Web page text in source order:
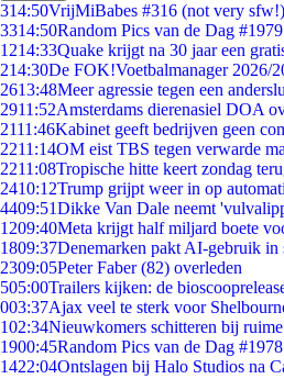
314:50VrijMiBabes #316 (not very sfw!)
3314:50Random Pics van de Dag #1979
1214:33Quake krijgt na 30 jaar een
214:30De FOK!Voetbalmanager 2026/
2613:48Meer agressie tegen een
2911:52Amsterdams dierenasiel DOA
2111:46Kabinet geeft bedrijven geen
2211:14OM eist TBS tegen verwarde
2211:08Tropische hitte keert zondag
2410:12Trump grijpt weer in op
4409:51Dikke Van Dale neemt
1209:40Meta krijgt half miljard boete
1809:37Denemarken pakt AI-gebruik in
2309:05Peter Faber (82) overleden
505:00Trailers kijken: de
003:37Ajax veel te sterk voor
102:34Nieuwkomers schitteren bij
1900:45Random Pics van de Dag #1978
1422:04Ontslagen bij Halo Studios na